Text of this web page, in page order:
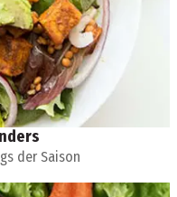
der Saison